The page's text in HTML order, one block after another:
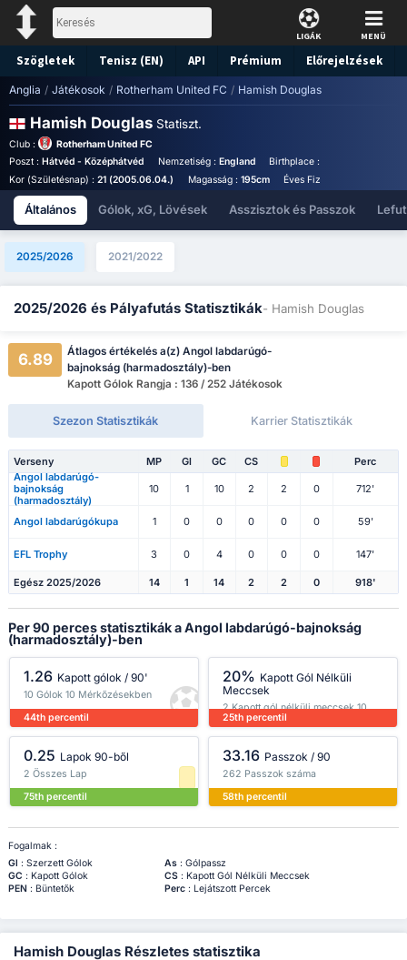
LIGÁK MENÜ
Szögletek Tenisz (EN) API Prémium Előrejelzések
Anglia / Játékosok / Rotherham United FC / Hamish Douglas
Hamish Douglas Statiszt.
Club :
Rotherham United FC
Poszt : Hátvéd - Középhátvéd Nemzetiség : England Birthplace :
Kor (Születésnap) : 21 (2005.06.04.) Magasság : 195cm Éves Fizetés (Euró) :
Általános Gólok, xG, Lövések Asszisztok és Passzok
2025/2026 2021/2022
2025/2026 és Pályafutás Statisztikák- Hamish Douglas
6.89
Átlagos értékelés a(z) Angol labdarúgó-
bajnokság (harmadosztály)-ben
Kapott Gólok Rangja : 136 / 252 Játékosok
Szezon Statisztikák Karrier Statisztikák
Verseny MP Gl GC CS
Perc
Angol labdarúgó-
bajnokság
(harmadosztály)
10 1 10 2 2 0 712'
Angol labdarúgókupa 1 0 0 0 0 0 59'
EFL Trophy 3 0 4 0 0 0 147'
Egész 2025/2026 14 1 14 2 2 0 918'
Per 90 perces statisztikák a Angol labdarúgó-bajnokság
(harmadosztály)-ben
1.26 Kapott gólok / 90'
10 Gólok 10 Mérkőzésekben
44th percentil
20% Kapott Gól Nélküli
Meccsek
2 Kapott gól nélküli meccsek 10
Mérkőzésekben
25th percentil
0.25 Lapok 90-ből
2 Összes Lap
75th percentil
33.16 Passzok / 90
262 Passzok száma
58th percentil
Fogalmak :
Gl : Szerzett Gólok As: Gólpassz
GC : Kapott Gólok CS: Kapott Gól Nélküli Meccsek
PEN : Büntetők Perc: Lejátszott Percek
Hamish Douglas Részletes statisztika